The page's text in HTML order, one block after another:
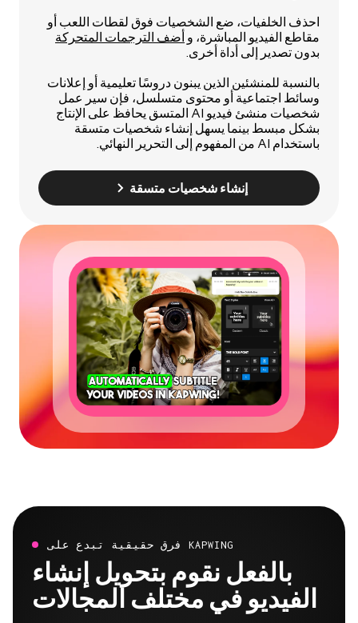
احذف الخلفيات، ضع الشخصيات فوق لقطات اللعب أو
مقاطع الفيديو المباشرة، و أضف الترجمات المتحركة
بدون تصدير إلى أداة أخرى.
بالنسبة للمنشئين الذين يبنون دروسًا تعليمية أو إعلانات
وسائط اجتماعية أو محتوى متسلسل، فإن سير عمل
شخصيات منشئ فيديو AI المتسق يحافظ على الإنتاج
بشكل مبسط بينما يسهل إنشاء شخصيات متسقة
باستخدام AI من المفهوم إلى التحرير النهائي.
إنشاء شخصيات متسقة
فرق حقيقية تبدع على KAPWING
بالفعل نقوم بتحويل إنشاء
الفيديو في مختلف المجالات